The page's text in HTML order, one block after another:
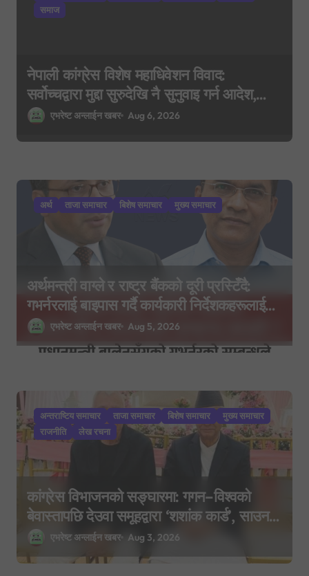
समाज
नेपाली कांग्रेस विशेष महाधिवेशन विवाद:
सर्वोच्चद्वारा मुद्दा सुरुदेखि नै सुनुवाइ गर्न आदेश,
पुरानो फैसला पुनरावलोकन हुने
एभरेष्ट अन्लाईन खबर Aug 6, 2026
अर्थ ताजा समाचार बिशेष समाचार मुख्य समाचार
अर्थमन्त्री वाग्ले र राष्ट्र बैंकको दूरी प्रस्टिँदै:
गभर्नरलाई बाइपास गर्दै कार्यकारी निर्देशकहरूलाई
मन्त्रालय बोलाइयो
एभरेष्ट अन्लाईन खबर Aug 5, 2026
अन्तराष्टिय समाचार ताजा समाचार बिशेष समाचार
मुख्य समाचार
राजनीति
लेख रचना
कांग्रेस विभाजनको सङ्घारमा: गगन–विश्वको
बेवास्तापछि देउवा समूहद्वारा ‘शशांक कार्ड’, साउन
२९ मा नयाँ राजनीतिक यात्राको घोषणा तयारी!
एभरेष्ट अन्लाईन खबर Aug 3, 2026